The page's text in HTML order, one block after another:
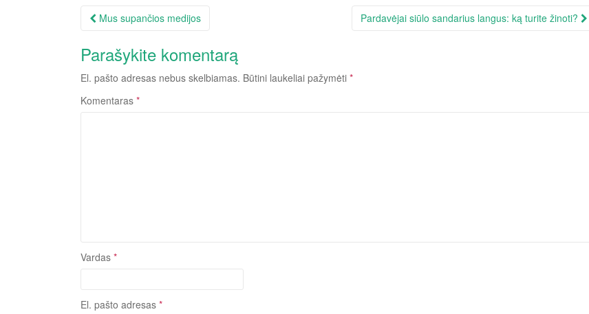
Įrašo
navigacija
Mus supančios medijos Pardavėjai siūlo sandarius langus: ką turite žinoti?
Parašykite komentarą
El. pašto adresas nebus skelbiamas. Būtini laukeliai pažymėti *
Komentaras *
Vardas *
El. pašto adresas *